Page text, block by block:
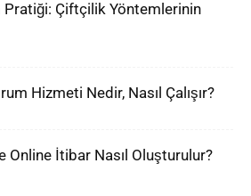
Pratiği: Çiftçilik Yöntemlerinin
Hizmeti Nedir, Nasıl Çalışır?
Online İtibar Nasıl Oluşturulur?